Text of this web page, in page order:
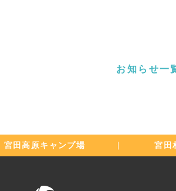
お知らせ一
宮田高原キャンプ場 宮田